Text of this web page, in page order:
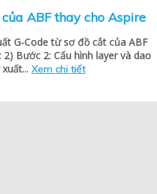
ABF thay cho Aspire
G-Code từ sơ đồ cắt của ABF
Bước 2: Cấu hình layer và dao
Xem chi tiết